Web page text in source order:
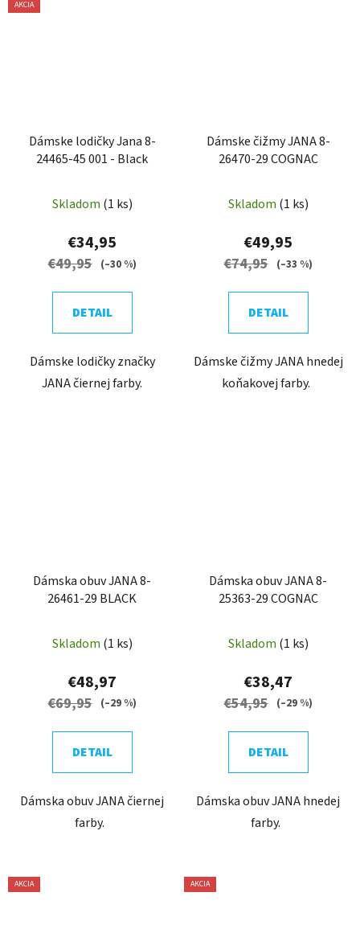
AKCIA
Dámske lodičky Jana 8-
24465-45 001 - Black
Skladom (1 ks)
€34,95
€49,95 (–30 %)
DETAIL
Dámske lodičky značky
JANA čiernej farby.
Dámske čižmy JANA 8-
26470-29 COGNAC
Skladom (1 ks)
€49,95
€74,95 (–33 %)
DETAIL
Dámske čižmy JANA hnedej
koňakovej farby.
Dámska obuv JANA 8-
26461-29 BLACK
Skladom (1 ks)
€48,97
€69,95 (–29 %)
DETAIL
Dámska obuv JANA čiernej
farby.
Dámska obuv JANA 8-
25363-29 COGNAC
Skladom (1 ks)
€38,47
€54,95 (–29 %)
DETAIL
Dámska obuv JANA hnedej
farby.
AKCIA AKCIA